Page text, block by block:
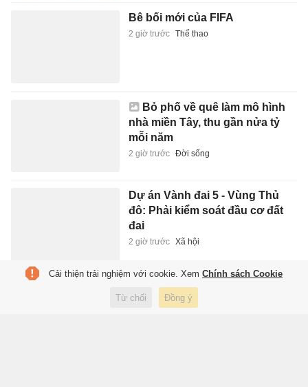
Bê bối mới của FIFA
2 giờ trước Thể thao
Bỏ phố về quê làm mô hình
nhà miền Tây, thu gần nửa tỷ
mỗi năm
2 giờ trước Đời sống
Dự án Vành đai 5 - Vùng Thủ
đô: Phải kiểm soát đầu cơ đất
đai
2 giờ trước Xã hội
kéo dài ưu đãi thuế đến năm
Cải thiện trải nghiệm với cookie. Xem Chính sách Cookie
Từ chối Đồng ý